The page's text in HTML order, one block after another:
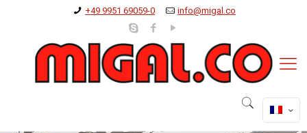
+49 9951 69059-0 info@migal.co